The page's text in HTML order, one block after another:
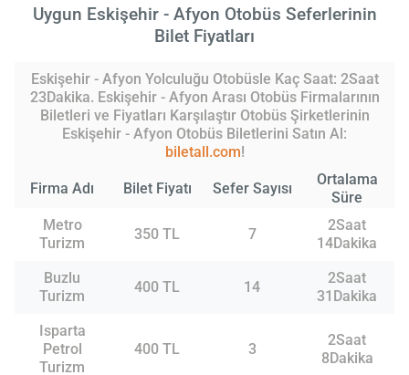
Uygun Eskişehir - Afyon Otobüs Seferlerinin
Bilet Fiyatları
Eskişehir - Afyon Yolculuğu Otobüsle Kaç Saat: 2Saat
23Dakika. Eskişehir - Afyon Arası Otobüs Firmalarının
Biletleri ve Fiyatları Karşılaştır Otobüs Şirketlerinin
Eskişehir - Afyon Otobüs Biletlerini Satın Al:
biletall.com!
Firma Adı Bilet Fiyatı Sefer Sayısı
Ortalama
Süre
Metro
Turizm
350 TL 7
2Saat
14Dakika
Buzlu
Turizm
400 TL 14
2Saat
31Dakika
Isparta
Petrol
Turizm
400 TL 3
2Saat
8Dakika